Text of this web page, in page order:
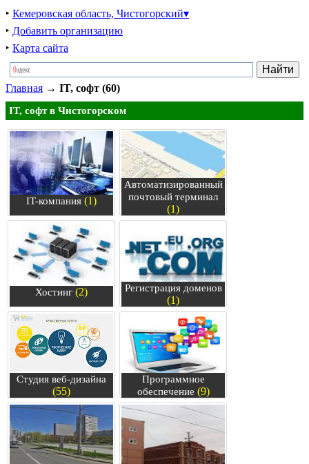
‣ Кемеровская область, Чистогорский▾
‣ Добавить организацию
‣ Карта сайта
Главная → IT, софт (60)
IT, софт в Чистогорском
IT-компания (1)
Автоматизированный
почтовый терминал
(1)
Хостинг (2) Регистрация доменов
(1)
Студия веб-дизайна
(55)
Программное
обеспечение (9)